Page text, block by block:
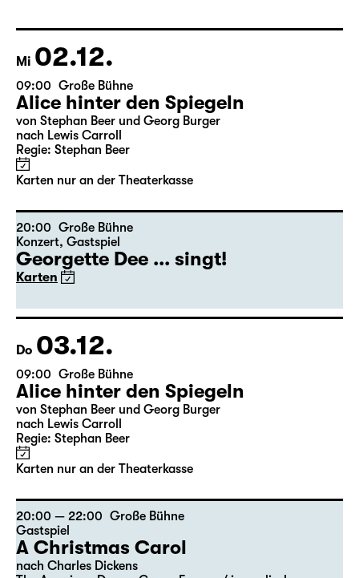
Karten nur an der Theaterkasse
Mi 02.12.
09:00 Große Bühne
Alice hinter den Spiegeln
von Stephan Beer und Georg Burger
Regie: Stephan Beer
Karten nur an der Theaterkasse
Große Bühne
Georgette Dee ... singt!
Karten
Do 03.12.
09:00 Große Bühne
Alice hinter den Spiegeln
von Stephan Beer und Georg Burger
Regie: Stephan Beer
Karten nur an der Theaterkasse